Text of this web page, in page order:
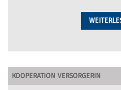
KOOPERATION VERSORGERIN